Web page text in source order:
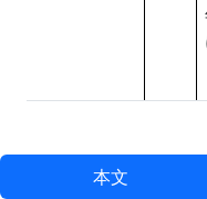
本文